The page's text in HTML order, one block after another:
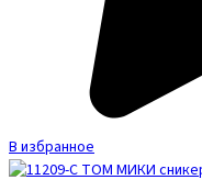
В избранное